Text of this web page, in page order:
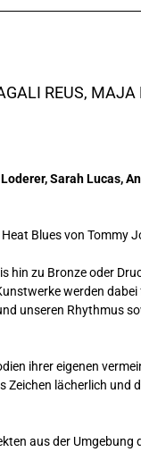
REUS, MAJA
Sarah Lucas,
Blues von Tommy
hin zu Bronze oder
werden
unseren Rhythmus
ihrer eigenen
Zeichen lächerlich und
aus der Umgebung